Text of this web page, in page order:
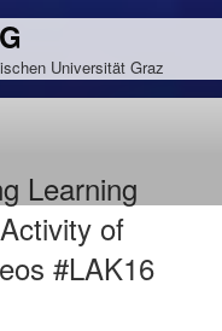
Universität Graz
Learning
of
#LAK16